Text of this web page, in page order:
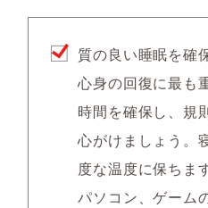
質の良い睡眠を確
心身の回復に最も
時間を確保し、規
心がけましょう。
度な温度に保ちま
パソコン、ゲーム